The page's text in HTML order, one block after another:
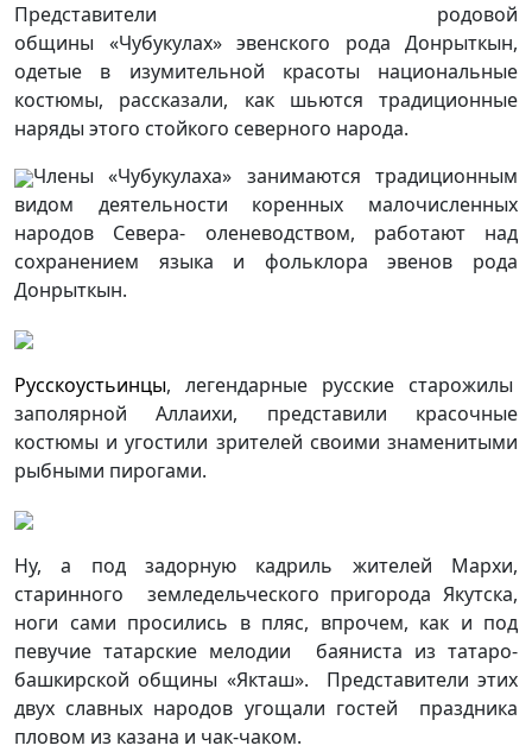
Представители родовой
общины «Чубукулах» эвенского рода Донрыткын,
одетые в изумительной красоты национальные
костюмы, рассказали, как шьются традиционные
наряды этого стойкого северного народа.
Члены «Чубукулаха» занимаются традиционным
видом деятельности коренных малочисленных
народов Севера- оленеводством, работают над
сохранением языка и фольклора эвенов рода
Донрыткын.
Русскоустьинцы, легендарные русские старожилы
заполярной Аллаихи, представили красочные
костюмы и угостили зрителей своими знаменитыми
рыбными пирогами.
Ну, а под задорную кадриль жителей Мархи,
старинного земледельческого пригорода Якутска,
ноги сами просились в пляс, впрочем, как и под
певучие татарские мелодии баяниста из татаро-
башкирской общины «Якташ». Представители этих
двух славных народов угощали гостей праздника
пловом из казана и чак-чаком.